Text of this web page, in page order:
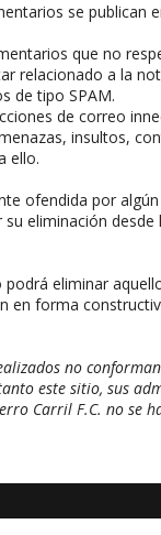
se publican
que no
relacionado a la
de tipo SPAM.
de correo
insultos,
ello.
ofendida por
eliminación desde
podrá eliminar
en forma
no
este sitio, sus
Carril F.C. no se